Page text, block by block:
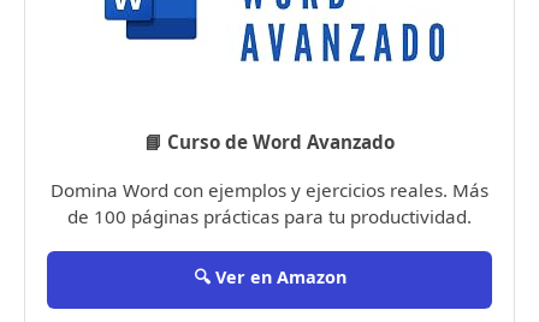
📘 Curso de Word Avanzado
Domina Word con ejemplos y ejercicios reales. Más
de 100 páginas prácticas para tu productividad.
🔍 Ver en Amazon